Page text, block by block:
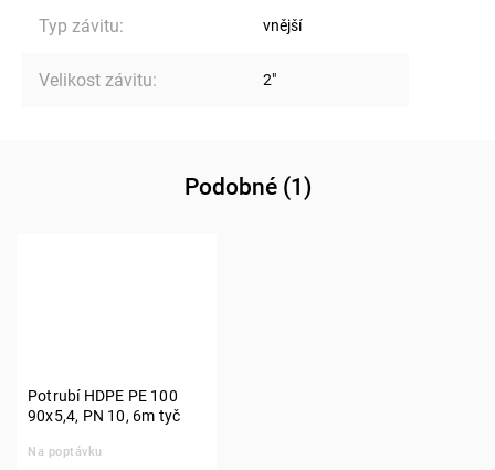
Typ závitu: vnější
Velikost závitu: 2"
Podobné (1)
Potrubí HDPE PE 100
90x5,4, PN 10, 6m tyč
Na poptávku